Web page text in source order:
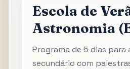
Escola de
Astronomia
Programa de 5 dias para
secundário com